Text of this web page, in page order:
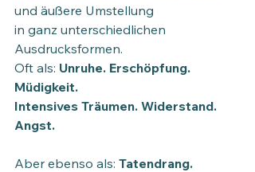
und äußere Umstellung
in ganz unterschiedlichen
Ausdrucksformen.
Oft als: Unruhe. Erschöpfung.
Müdigkeit.
Intensives Träumen. Widerstand.
Angst.
Aber ebenso als: Tatendrang.